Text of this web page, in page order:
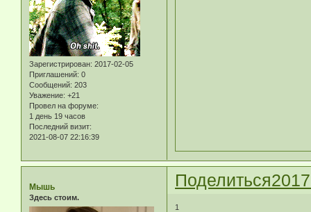
Зарегистрирован: 2017-02-05
Приглашений: 0
Сообщений: 203
Уважение: +21
Провел на форуме:
1 день 19 часов
Последний визит:
2021-08-07 22:16:39
Поделиться
Мышь
Здесь стоим.
1